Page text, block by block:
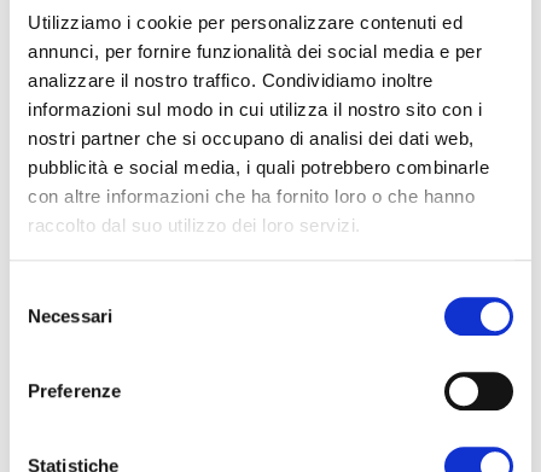
Utilizziamo i cookie per personalizzare contenuti ed
annunci, per fornire funzionalità dei social media e per
analizzare il nostro traffico. Condividiamo inoltre
informazioni sul modo in cui utilizza il nostro sito con i
nostri partner che si occupano di analisi dei dati web,
pubblicità e social media, i quali potrebbero combinarle
con altre informazioni che ha fornito loro o che hanno
raccolto dal suo utilizzo dei loro servizi.
delNecessari
Preferenze
Statistiche
4 giorni, 600 espositori, 220
novità di prodotto e 50 eventi
sul futuro del turismo
A Hotel 2021 ti aspettano le aziende più
innovative del settore, oltre a un ricco
programma eventi: All'Hotel Connects
alberghiera, dall’innovazione alla
diretti, fino all'architettura e al design.